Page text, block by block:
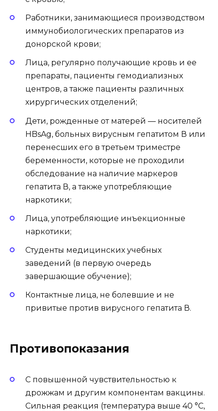
Работники, занимающиеся производством
иммунобиологических препаратов из
донорской крови;
Лица, регулярно получающие кровь и ее
препараты, пациенты гемодиализных
центров, а также пациенты различных
хирургических отделений;
Дети, рожденные от матерей — носителей
HBsAg, больных вирусным гепатитом В или
перенесших его в третьем триместре
беременности, которые не проходили
обследование на наличие маркеров
гепатита В, а также употребляющие
наркотики;
Лица, употребляющие инъекционные
наркотики;
Студенты медицинских учебных
заведений (в первую очередь
завершающие обучение);
Контактные лица, не болевшие и не
привитые против вирусного гепатита В.
Противопоказания
С повышенной чувствительностью к
дрожжам и другим компонентам вакцины.
Сильная реакция (температура выше 40 °C,